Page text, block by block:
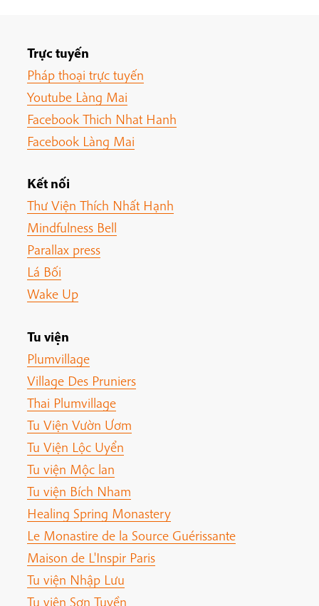
Trực tuyến
Pháp thoại trực tuyến
Youtube Làng Mai
Facebook Thich Nhat Hanh
Facebook Làng Mai
Kết nối
Thư Viện Thích Nhất Hạnh
Mindfulness Bell
Parallax press
Lá Bối
Wake Up
Tu viện
Plumvillage
Village Des Pruniers
Thai Plumvillage
Tu Viện Vườn Ươm
Tu Viện Lộc Uyển
Tu viện Mộc lan
Tu viện Bích Nham
Healing Spring Monastery
Le Monastire de la Source Guérissante
Maison de L'Inspir Paris
Tu viện Nhập Lưu
Tu viện Sơn Tuyền